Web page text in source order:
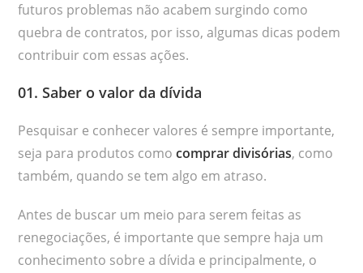
futuros problemas não acabem surgindo como
quebra de contratos, por isso, algumas dicas podem
contribuir com essas ações.
01. Saber o valor da dívida
Pesquisar e conhecer valores é sempre importante,
seja para produtos como comprar divisórias, como
também, quando se tem algo em atraso.
Antes de buscar um meio para serem feitas as
renegociações, é importante que sempre haja um
conhecimento sobre a dívida e principalmente, o